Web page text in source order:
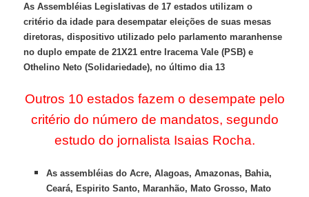
As Assembléias Legislativas de 17 estados utilizam o
critério da idade para desempatar eleições de suas mesas
diretoras, dispositivo utilizado pelo parlamento maranhense
no duplo empate de 21X21 entre Iracema Vale (PSB) e
Othelino Neto (Solidariedade), no último dia 13
Outros 10 estados fazem o desempate pelo
critério do número de mandatos, segundo
estudo do jornalista Isaias Rocha.
As assembléias do Acre, Alagoas, Amazonas, Bahia,
Ceará, Espirito Santo, Maranhão, Mato Grosso, Mato